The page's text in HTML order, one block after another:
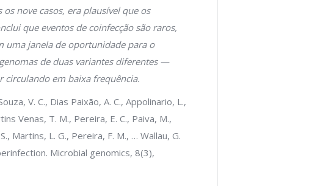
nove casos, era plausível que os
que eventos de coinfecção são raros,
uma janela de oportunidade para o
de duas variantes diferentes —
circulando em baixa frequência.
V. C., Dias Paixão, A. C., Appolinario, L.,
Venas, T. M., Pereira, E. C., Paiva, M.,
Martins, L. G., Pereira, F. M., … Wallau, G.
Microbial genomics, 8(3),